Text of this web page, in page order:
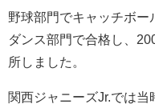
野球部門でキャッチボー
ダンス部門で合格し、
所しました。
関西ジャニーズJr.では当